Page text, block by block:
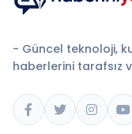
- Güncel teknoloji,
haberlerini tarafsız